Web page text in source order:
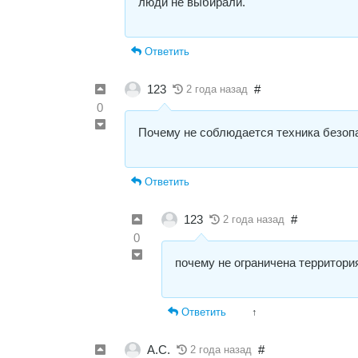
Ответить
0
123 2 года назад #
Почему не соблюдается техника
Ответить
0
123 2 года назад #
почему не ограничена
Ответить ↑
А.С. 2 года назад #